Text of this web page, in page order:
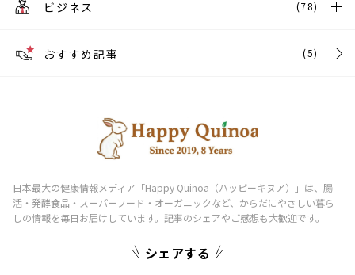
ビジネス (78)
おすすめ記事 (5)
シェアする